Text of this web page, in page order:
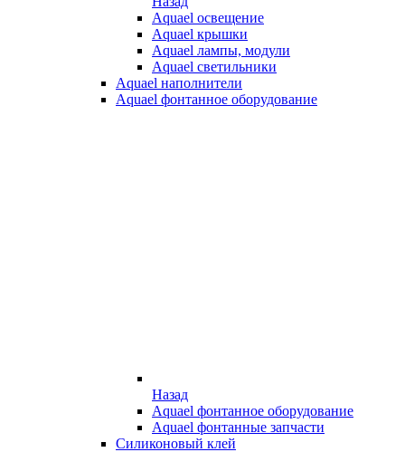
Aquael освещение
Aquael крышки
Aquael лампы, модули
Aquael светильники
Aquael наполнители
Aquael фонтанное оборудование
Назад
Aquael фонтанное оборудование
Aquael фонтанные запчасти
Силиконовый клей